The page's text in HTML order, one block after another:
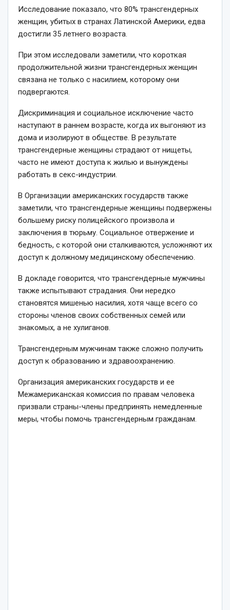
Исследование показало, что 80% трансгендерных
женщин, убитых в странах Латинской Америки, едва
достигли 35 летнего возраста.
При этом исследовали заметили, что короткая
продолжительной жизни трансгендерных женщин
связана не только с насилием, которому они
подвергаются.
Дискриминация и социальное исключение часто
наступают в раннем возрасте, когда их выгоняют из
дома и изолируют в обществе. В результате
трансгендерные женщины страдают от нищеты,
часто не имеют доступа к жилью и вынуждены
работать в секс-индустрии.
В Организации американских государств также
заметили, что трансгендерные женщины подвержены
большему риску полицейского произвола и
заключения в тюрьму. Социальное отвержение и
бедность, с которой они сталкиваются, усложняют их
доступ к должному медицинскому обеспечению.
В докладе говорится, что трансгендерные мужчины
также испытывают страдания. Они нередко
становятся мишенью насилия, хотя чаще всего со
стороны членов своих собственных семей или
знакомых, а не хулиганов.
Трансгендерным мужчинам также сложно получить
доступ к образованию и здравоохранению.
Организация американских государств и ее
Межамериканская комиссия по правам человека
призвали страны-члены предпринять немедленные
меры, чтобы помочь трансгендерным гражданам.